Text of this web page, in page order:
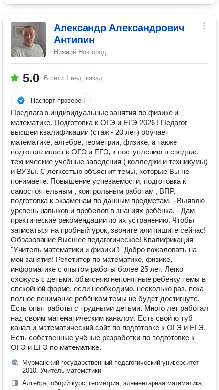
Александр Александрович
Антипин
Нижний Новгород
5.0 В сети 1 нед. назад
Паспорт проверен
Предлагаю индивидуальные занятия по физике и
математике. Подготовка к ОГЭ и ЕГЭ 2026 ! Педагог
высшей квалификации (стаж - 20 лет) обучает
математике, алгебре, геометрии, физике, а также
подготавливает к ОГЭ и ЕГЭ, к поступлению в средние
технические учебные заведения ( колледжи и техникумы)
и ВУЗы. С легкостью объяснит темы, которые Вы не
понимаете. Повышение успеваемости, подготовка к
самостоятельным , контрольным работам , ВПР,
подготовка к экзаменам по данным предметам. - Выявлю
уровень навыков и пробелов в знаниях ребёнка. - Дам
практические рекомендации по их устранению. Чтобы
записаться на пробный урок, звоните или пишите сейчас!
Образование Высшее педагогическое! Квалификация
"Учитель математики и физики"! ️ Добро пожаловать на
мои занятия! Репетитор по математике, физике,
информатике с опытом работы более 25 лет. Легко
схожусь с детьми, объясняю непонятные ребенку темы в
спокойной форме, если необходимо, несколько раз, пока
полное понимание ребёнком темы не будет достигнуто.
Есть опыт работы с трудными детьми. Много лет работал
над своим математическим каналом. Есть свой ю туб
канал и математический сайт по подготовке к ОГЭ и ЕГЭ.
Есть собственные учёные разработки по подготовке к
ОГЭ и ЕГЭ по математике.
Мурманский государственный педагогический университет
2010. Учитель математики
Алгебра, общий курс, геометрия, элементарная математика,